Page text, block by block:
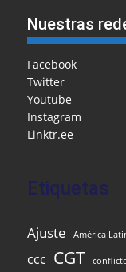
e
b
o
o
k
l
ar
e
Nuestras
Facebook
Twitter
Youtube
Instagram
Linktr.ee
Etiquetas
Ajuste América
ccc CGT